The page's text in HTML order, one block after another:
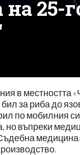
25-
в местността
за риба до
по мобилния
но въпреки